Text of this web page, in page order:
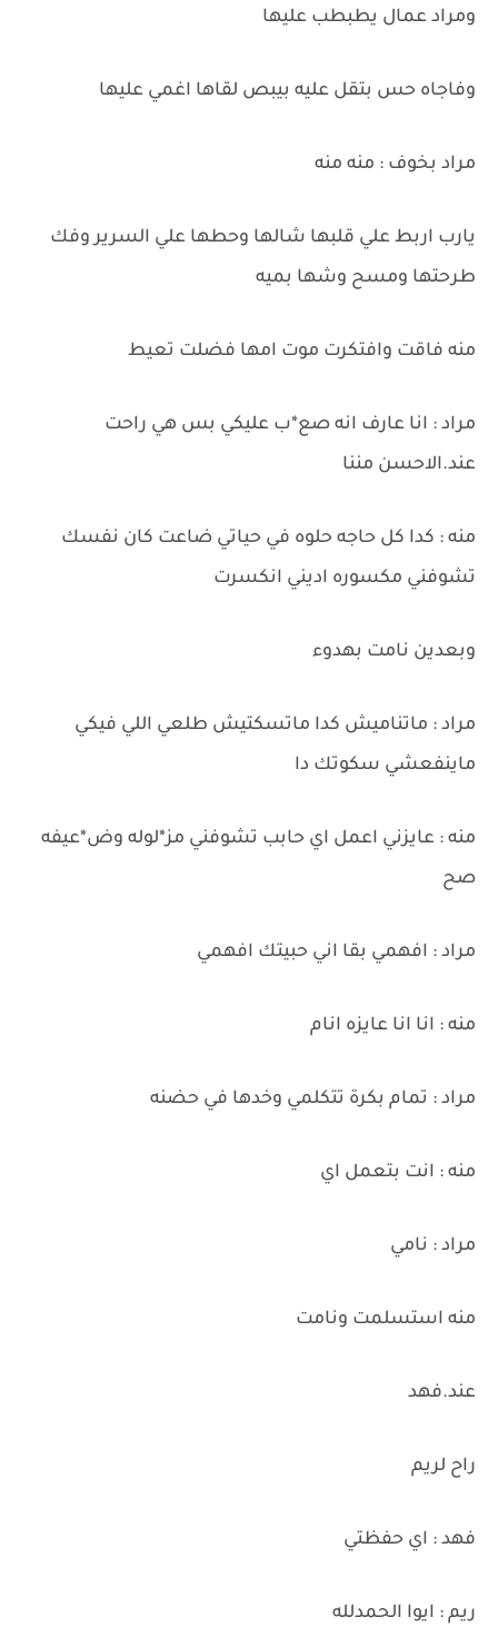
ومراد عمال يطبطب عليها
وفاجاه حس بتقل عليه بيبص لقاها اغمي عليها
مراد بخوف : منه منه
يارب اربط علي قلبها شالها وحطها علي السرير وفك
طرحتها ومسح وشها بميه
منه فاقت وافتكرت موت امها فضلت تعيط
مراد : انا عارف انه صع*ب عليكي بس هي راحت
عند.الاحسن مننا
منه : كدا كل حاجه حلوه في حياتي ضاعت كان نفسك
تشوفني مكسوره اديني انكسرت
وبعدين نامت بهدوء
مراد : ماتناميش كدا ماتسكتيش طلعي اللي فيكي
ماينفعشي سكوتك دا
منه : عايزني اعمل اي حابب تشوفني مز*لوله وض*عيفه
صح
مراد : افهمي بقا اني حبيتك افهمي
منه : انا انا عايزه انام
مراد : تمام بكرة تتكلمي وخدها في حضنه
منه : انت بتعمل اي
مراد : نامي
منه استسلمت ونامت
عند.فهد
راح لريم
فهد : اي حفظتي
ريم : ايوا الحمدلله